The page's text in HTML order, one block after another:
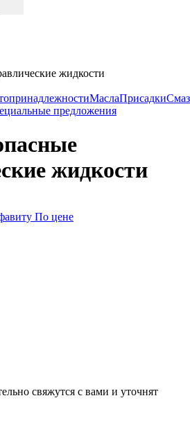
жидкости
МаслаПрисадки
предложения
жидкости
По цене
свяжутся с вами и уточнят